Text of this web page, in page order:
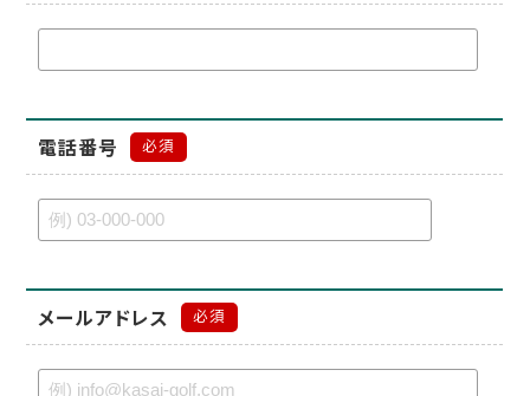
電話番号 必須
メールアドレス 必須